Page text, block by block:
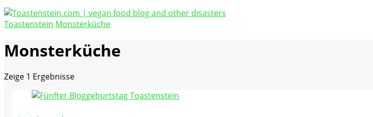
Toastenstein.com
Toastenstein Monsterküche
Monsterküche
Zeige 1 Ergebnisse